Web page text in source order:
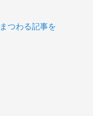
つわる記事を